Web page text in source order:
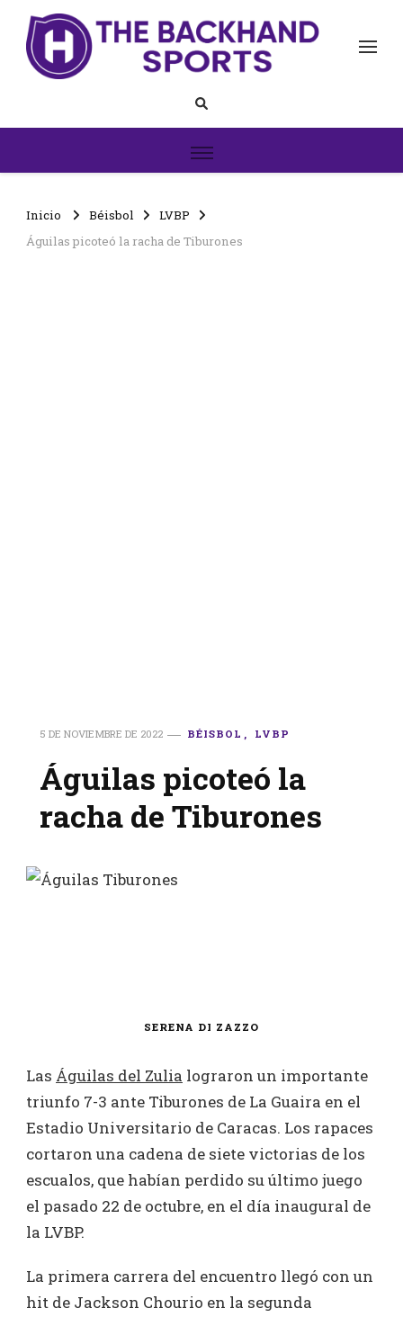
The Backhand Sports
Inicio Béisbol
LVBP
Águilas picoteó la racha de Tiburones
5 DE NOVIEMBRE DE 2022 BÉISBOL LVBP
Águilas picoteó la
racha de Tiburones
SERENA DI ZAZZO
Las Águilas del Zulia lograron un importante
triunfo 7-3 ante Tiburones de La Guaira en el
Estadio Universitario de Caracas. Los rapaces
cortaron una cadena de siete victorias de los
escualos, que habían perdido su último juego
el pasado 22 de octubre, en el día inaugural de
la LVBP.
La primera carrera del encuentro llegó con un
hit de Jackson Chourio en la segunda